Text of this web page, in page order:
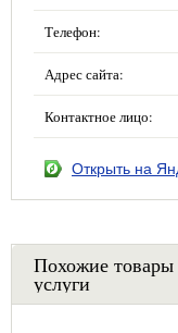
Телефон:
Адрес сайта:
Контактное лицо:
Открыть на
Похожие товары
услуги